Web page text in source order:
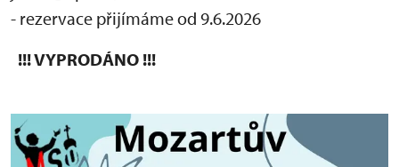
- rezervace přijímáme od 9.6.2026
!!! VYPRODÁNO !!!